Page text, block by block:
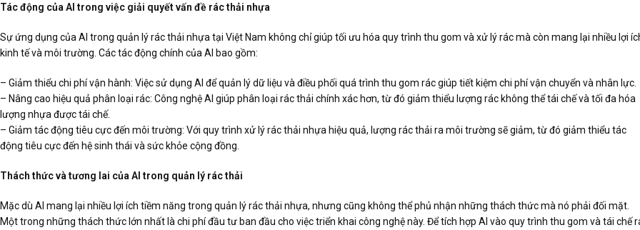
Tác động của AI trong việc giải quyết vấn đề rác thải nhựa
Sự ứng dụng của AI trong quản lý rác thải nhựa tại Việt Nam không chỉ giúp tối ưu hóa quy trình thu gom và xử lý rác mà còn mang lại nhiều lợi
kinh tế và môi trường. Các tác động chính của AI bao gồm:
– Giảm thiểu chi phí vận hành: Việc sử dụng AI để quản lý dữ liệu và điều phối quá trình thu gom rác giúp tiết kiệm chi phí vận chuyển và nhân lực.
– Nâng cao hiệu quả phân loại rác: Công nghệ AI giúp phân loại rác thải chính xác hơn, từ đó giảm thiểu lượng rác không thể tái chế và tối đa hóa
lượng nhựa được tái chế.
– Giảm tác động tiêu cực đến môi trường: Với quy trình xử lý rác thải nhựa hiệu quả, lượng rác thải ra môi trường sẽ giảm, từ đó giảm thiểu tác
động tiêu cực đến hệ sinh thái và sức khỏe cộng đồng.
Thách thức và tương lai của AI trong quản lý rác thải
Mặc dù AI mang lại nhiều lợi ích tiềm năng trong quản lý rác thải nhựa, nhưng cũng không thể phủ nhận những thách thức mà nó phải đối mặt.
Một trong những thách thức lớn nhất là chi phí đầu tư ban đầu cho việc triển khai công nghệ này. Để tích hợp AI vào quy trình thu gom và tái chế